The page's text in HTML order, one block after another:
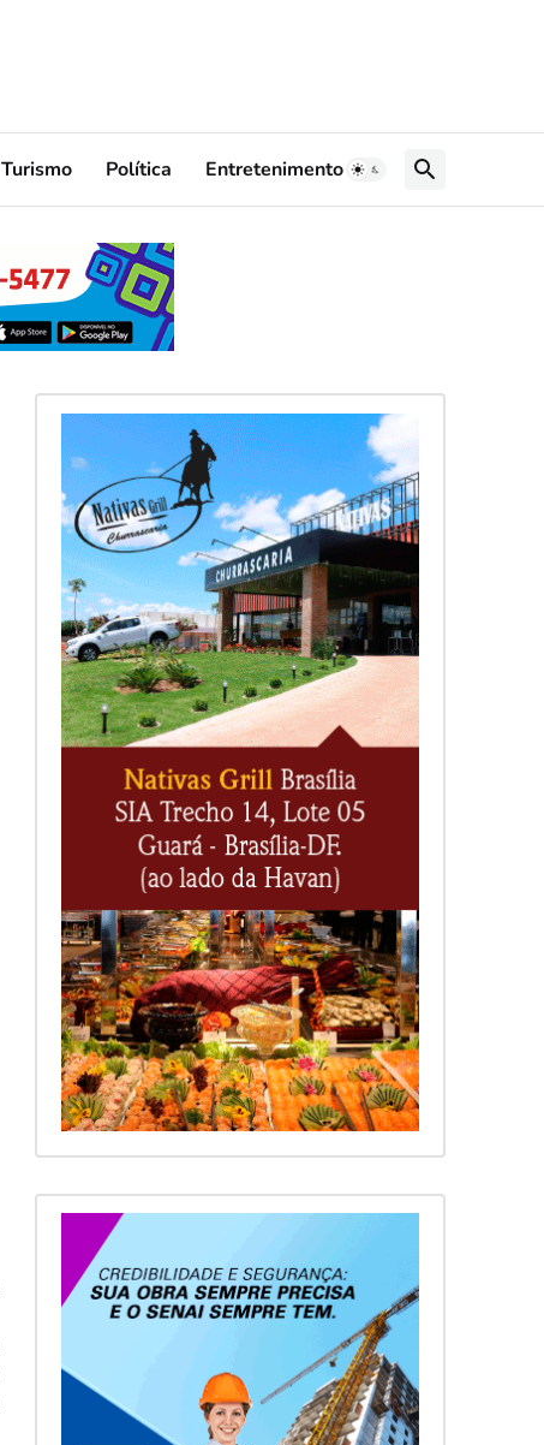
Turismo Política Entretenimento